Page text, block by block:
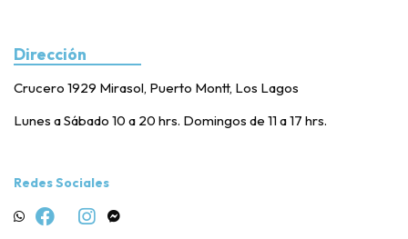
Dirección
Crucero 1929 Mirasol, Puerto Montt, Los Lagos
Lunes a Sábado 10 a 20 hrs. Domingos de 11 a 17 hrs.
Redes Sociales